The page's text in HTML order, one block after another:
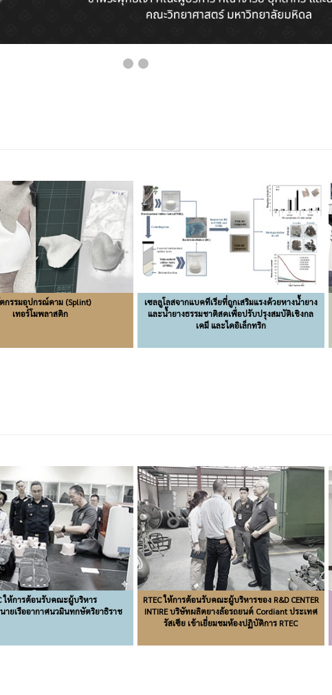
กรรมอุปกรณ์ดาม (Splint)
เทอร์โมพลาสติก
เซลลูโลสจากแบคทีเรียที่ถูกเสริมแรงด้วยหางน้ำยาง
และน้ำยางธรรมชาติสดเพื่อปรับปรุงสมบัติเชิงกล
เคมี และไดอิเล็กทริก
ให้การต้อนรับคณะผู้บริหาร
นายเรืออากาศนวมินทกษัตริยาธิราช
RTEC ให้การต้อนรับคณะผู้บริหารของ R&D CENTER
INTIRE บริษัทผลิตยางล้อรถยนต์ Cordiant ประเทศ
รัสเซีย เข้าเยี่ยมชมห้องปฏิบัติการ RTEC